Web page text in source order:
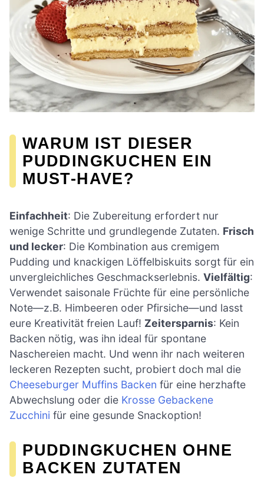
WARUM IST DIESER
PUDDINGKUCHEN EIN
MUST-HAVE?
Einfachheit: Die Zubereitung erfordert nur
wenige Schritte und grundlegende Zutaten. Frisch
und lecker: Die Kombination aus cremigem
Pudding und knackigen Löffelbiskuits sorgt für ein
unvergleichliches Geschmackserlebnis. Vielfältig:
Verwendet saisonale Früchte für eine persönliche
Note—z.B. Himbeeren oder Pfirsiche—und lasst
eure Kreativität freien Lauf! Zeitersparnis: Kein
Backen nötig, was ihn ideal für spontane
Naschereien macht. Und wenn ihr nach weiteren
leckeren Rezepten sucht, probiert doch mal die
Cheeseburger Muffins Backen für eine herzhafte
Abwechslung oder die Krosse Gebackene
Zucchini für eine gesunde Snackoption!
PUDDINGKUCHEN OHNE
BACKEN ZUTATEN